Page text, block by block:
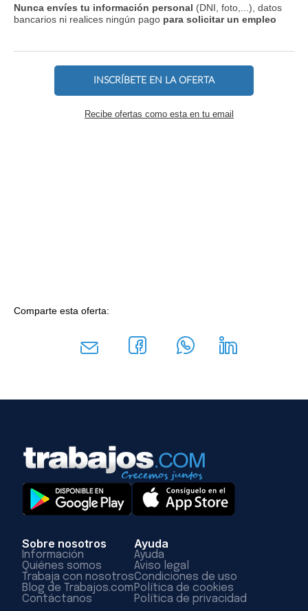
Nunca envíes tu información personal (DNI, foto,...), datos
bancarios ni realices ningún pago para solicitar un empleo
INSCRÍBETE EN LA OFERTA
Recibe ofertas como esta en tu email
Comparte esta oferta:
Sobre nosotros
Información
Quiénes somos
Trabaja con nosotros
Blog de Trabajos.com
Contáctanos
Ayuda
Ayuda
Aviso legal
Condiciones de uso
Política de cookies
Política de privacidad